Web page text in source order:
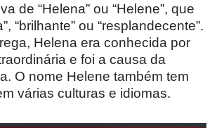
de “Helena” ou “Helene”, que
“brilhante” ou “resplandecente”.
Helena era conhecida por
e foi a causa da
O nome Helene também tem
várias culturas e idiomas.